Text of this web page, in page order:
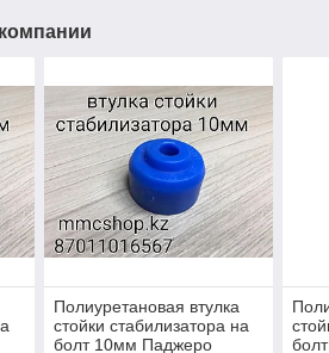
Полиуретановая втулка
стойки стабилизатора на
болт 10мм Паджеро